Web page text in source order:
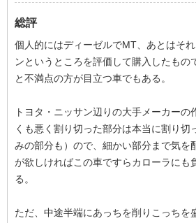
総評
個人的にはディーゼルでMT、あとはそ
ンというところを評価して購入したもの
と不満点の方が目立つ車でもある。
トヨタ・ニッサン辺りの大手メーカーの
くも悪く割り切った部分は本当に割り切
みの部分も）ので、細かい部分まで気を
が欲しければこの車ですらカローラにも
る。
ただ、中途半端にあっちを削りこっちを